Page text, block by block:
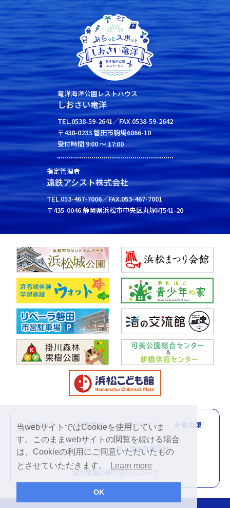
当webサイトではCookieを使用していま
す。このままwebサイトの閲覧を続ける場合
は、Cookieの利用にご同意いただいたもの
とさせていただきます。
Learn more
OK
竜洋海洋公園レストハウス
しおさい竜洋
TEL.0538-59-2641／FAX.0538-59-2642
〒438-0233 磐田市駒場6866-10
受付時間 9:00 ～ 17:00
指定管理者
遠鉄アシスト株式会社
TEL.053-467-7006／FAX.053-467-7001
〒435-0046 静岡県浜松市中央区丸塚町541-20
施設紹介 ご利用案内 交通アクセス 新着情報
周辺観光案内 個人情報保護方針
個人情報の取り扱いについて